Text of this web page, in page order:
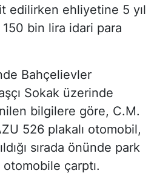
edilirken ehliyetine 5 yıl
bin lira idari para
Bahçelievler
Sokak üzerinde
bilgilere göre, C.M.
526 plakalı otomobil,
sırada önünde park
çarptı.